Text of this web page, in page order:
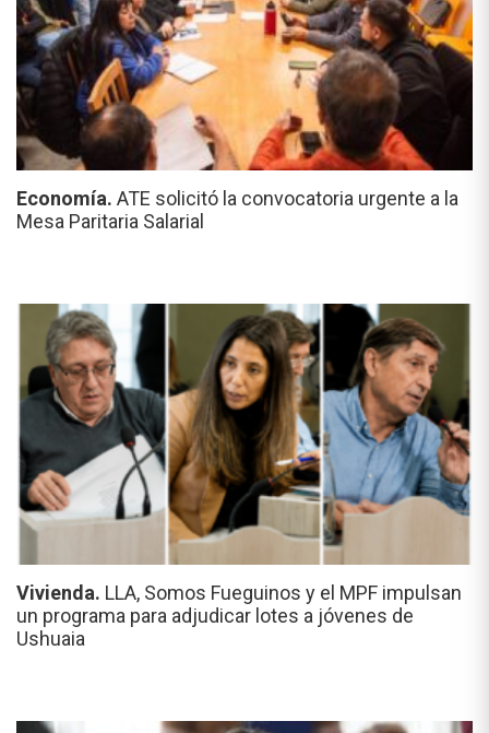
Economía. ATE solicitó la convocatoria urgente a la
Mesa Paritaria Salarial
Vivienda. LLA, Somos Fueguinos y el MPF impulsan
un programa para adjudicar lotes a jóvenes de
Ushuaia